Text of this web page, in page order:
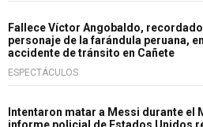
Fallece Víctor Angobaldo, recordado
personaje de la farándula peruana, en
accidente de tránsito en Cañete
ESPECTÁCULOS
Intentaron matar a Messi durante el